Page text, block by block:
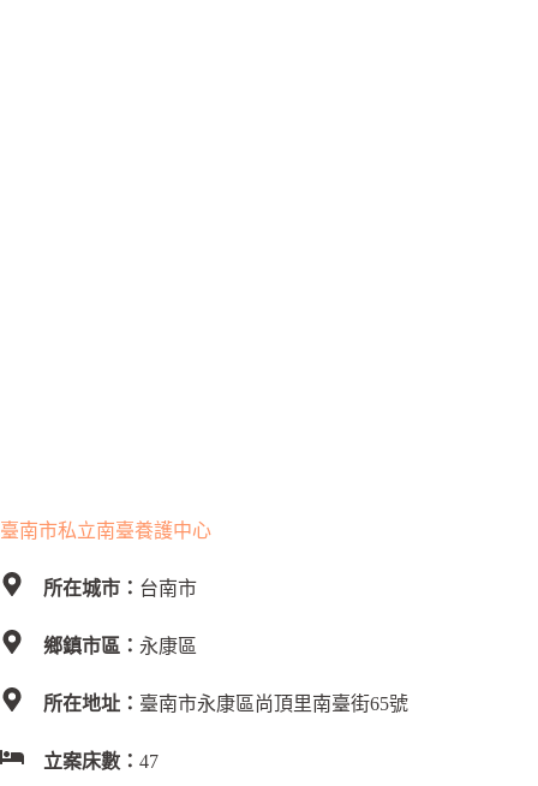
臺南市私立南臺養護中心
所在城市： 台南市
鄉鎮市區： 永康區
所在地址： 臺南市永康區尚頂里南臺街65號
立案床數： 47